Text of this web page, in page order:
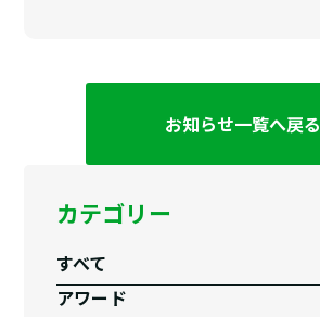
お知らせ一覧へ戻る
カテゴリー
すべて
アワード